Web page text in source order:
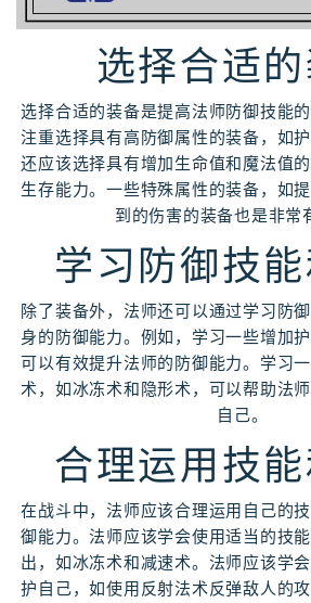
选择合适
选择合适的装备是提高法师防御技能
注重选择具有高防御属性的装备，如
还应该选择具有增加生命值和魔法值
生存能力。一些特殊属性的装备，如
到的伤害的装备也是非常
学习防御技
除了装备外，法师还可以通过学习防
身的防御能力。例如，学习一些增加
可以有效提升法师的防御能力。学习
术，如冰冻术和隐形术，可以帮助法
自己。
合理运用技
在战斗中，法师应该合理运用自己的
御能力。法师应该学会使用适当的技
出，如冰冻术和减速术。法师应该学
护自己，如使用反射法术反弹敌人的